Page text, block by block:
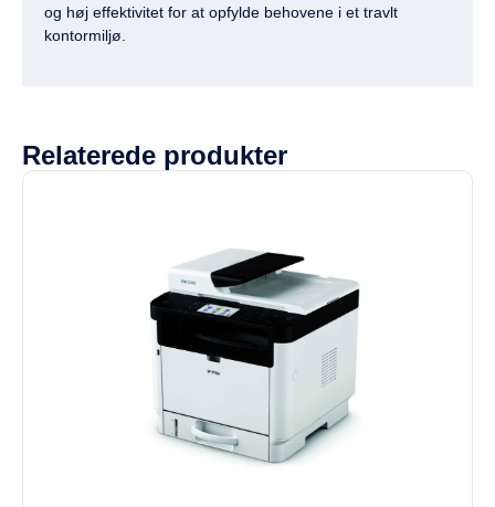
og høj effektivitet for at opfylde behovene i et travlt
kontormiljø.
Relaterede produkter